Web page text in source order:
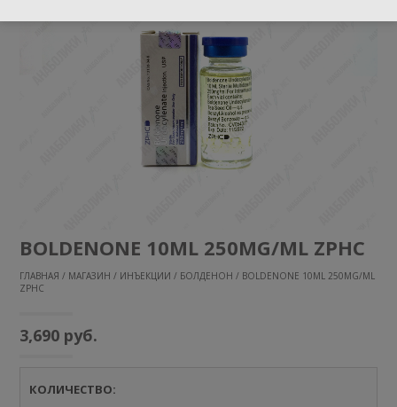
BOLDENONE 10ML 250MG/ML ZPHC
ГЛАВНАЯ / МАГАЗИН / ИНЪЕКЦИИ / БОЛДЕНОН / BOLDENONE 10ML 250MG/ML
ZPHC
3,690 руб.
КОЛИЧЕСТВО: